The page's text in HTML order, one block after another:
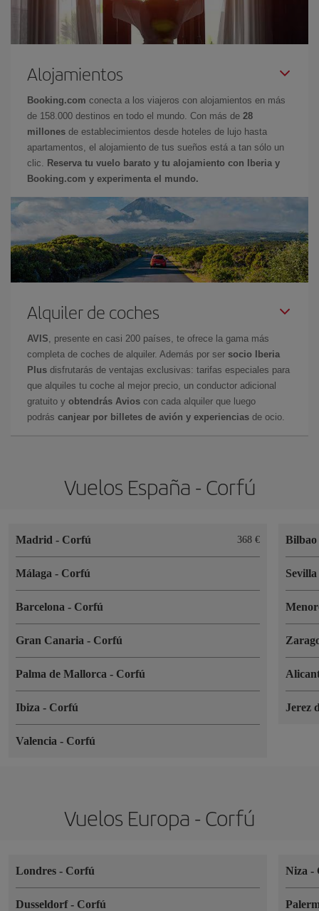
Alojamientos
Booking.com conecta a los viajeros con alojamientos en más
de 158.000 destinos en todo el mundo. Con más de 28
millones de establecimientos desde hoteles de lujo hasta
apartamentos, el alojamiento de tus sueños está a tan sólo un
clic.
Reserva tu vuelo barato y tu alojamiento con Iberia y
Booking.com y experimenta el mundo.
Alquiler de coches
AVIS , presente en casi 200 países, te ofrece la gama más
completa de coches de alquiler. Además por ser socio Iberia
Plus disfrutarás de ventajas exclusivas: tarifas especiales para
que alquiles tu coche al mejor precio, un conductor adicional
gratuito y obtendrás Avios con cada alquiler que luego
podrás canjear por billetes de avión y experiencias de ocio.
Vuelos España - Corfú
Madrid - Corfú 368 €
Málaga - Corfú
Barcelona - Corfú
Gran Canaria - Corfú
Palma de Mallorca - Corfú
Ibiza - Corfú
Valencia - Corfú
Jerez
Vuelos Europa - Corfú
Londres - Corfú
Dusseldorf- Corfú
Niza-